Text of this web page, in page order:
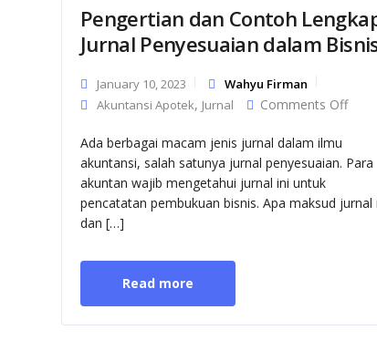
Pengertian dan Contoh
Jurnal Penyesuaian dalam
January 10, 2023
Wahyu Firman
Akuntansi Apotek, Jurnal Comments Offon
Ada berbagai macam jenis jurnal dalam ilmu
akuntansi, salah satunya jurnal penyesuaian. Para
akuntan wajib mengetahui jurnal ini untuk
pencatatan pembukuan bisnis. Apa maksud jurnal
dan […]
Read more